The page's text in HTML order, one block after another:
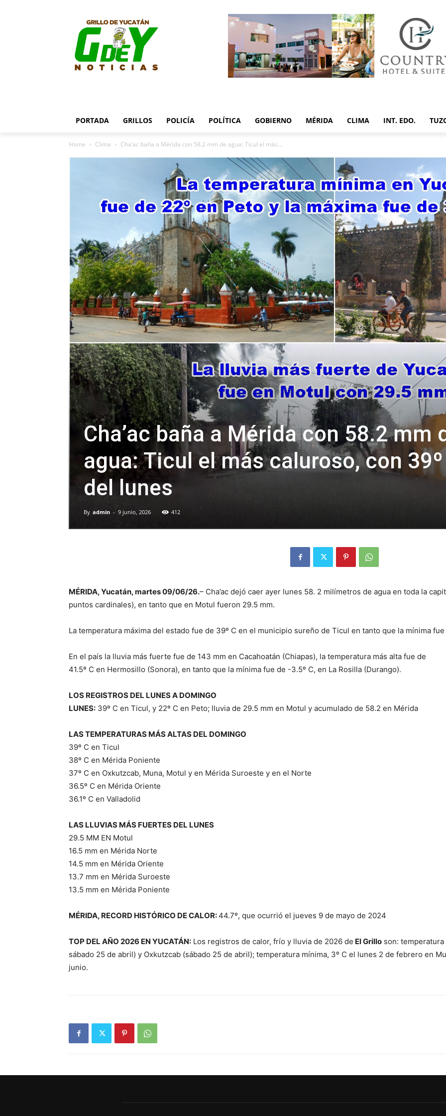
PORTADA GRILLOS POLICÍA POLÍTICA GOBIERNO MÉRIDA CLIMA INT. EDO.
Home Clima Cha’ac baña a Mérida con 58.2 mm de agua: Ticul el más...
Cha’ac baña a Mérida con 58.2 mm
agua: Ticul el más caluroso, con 39º
del lunes
By admin - 9 junio, 2026 412
MÉRIDA, Yucatán, martes 09/06/26.– Cha’ac dejó caer ayer lunes 58. 2 milímetros de agua en toda la
puntos cardinales), en tanto que en Motul fueron 29.5 mm.
La temperatura máxima del estado fue de 39º C en el municipio sureño de Ticul en tanto que la mínima
En el país la lluvia más fuerte fue de 143 mm en Cacahoatán (Chiapas), la temperatura más alta fue de
41.5º C en Hermosillo (Sonora), en tanto que la mínima fue de -3.5º C, en La Rosilla (Durango).
LOS REGISTROS DEL LUNES A DOMINGO
LUNES: 39º C en Ticul, y 22º C en Peto; lluvia de 29.5 mm en Motul y acumulado de 58.2 en Mérida
LAS TEMPERATURAS MÁS ALTAS DEL DOMINGO
39º C en Ticul
38º C en Mérida Poniente
37º C en Oxkutzcab, Muna, Motul y en Mérida Suroeste y en el Norte
36.5º C en Mérida Oriente
36.1º C en Valladolid
LAS LLUVIAS MÁS FUERTES DEL LUNES
29.5 MM EN Motul
16.5 mm en Mérida Norte
14.5 mm en Mérida Oriente
13.7 mm en Mérida Suroeste
13.5 mm en Mérida Poniente
MÉRIDA, RECORD HISTÓRICO DE CALOR:44.7º, que ocurrió el jueves 9 de mayo de 2024
TOP DEL AÑO 2026 EN YUCATÁN: Los registros de calor, frío y lluvia de 2026 de El Grillo son:
sábado 25 de abril) y Oxkutzcab (sábado 25 de abril); temperatura mínima, 3º C el lunes 2 de febrero en
junio.